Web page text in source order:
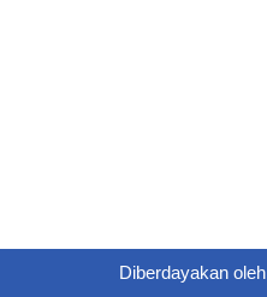
Diberdayakan oleh